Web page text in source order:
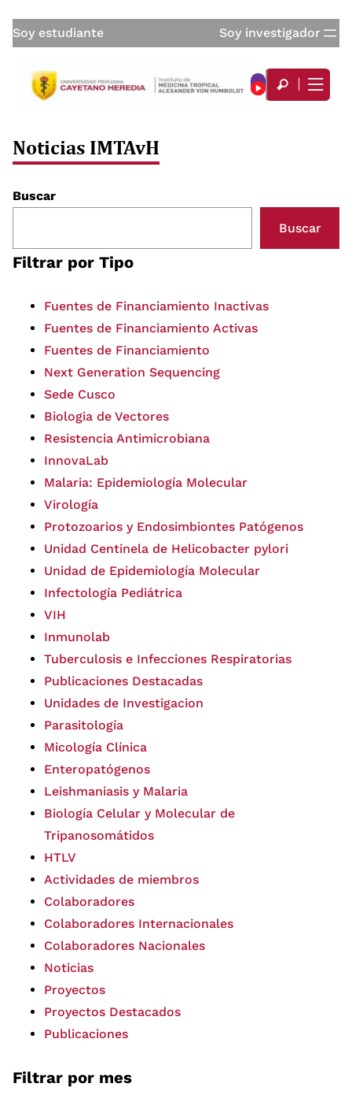
Soy estudiante Soy investigador
Noticias IMTAvH
Buscar
Buscar
Filtrar por Tipo
Fuentes de Financiamiento Inactivas
Fuentes de Financiamiento Activas
Fuentes de Financiamiento
Next Generation Sequencing
Sede Cusco
Biologia de Vectores
Resistencia Antimicrobiana
InnovaLab
Malaria: Epidemiología Molecular
Virología
Protozoarios y Endosimbiontes Patógenos
Unidad Centinela de Helicobacter pylori
Unidad de Epidemiología Molecular
Infectología Pediátrica
VIH
Inmunolab
Tuberculosis e Infecciones Respiratorias
Publicaciones Destacadas
Unidades de Investigacion
Parasitología
Micología Clínica
Enteropatógenos
Leishmaniasis y Malaria
Biología Celular y Molecular de
Tripanosomátidos
HTLV
Actividades de miembros
Colaboradores
Colaboradores Internacionales
Colaboradores Nacionales
Noticias
Proyectos
Proyectos Destacados
Publicaciones
Filtrar por mes